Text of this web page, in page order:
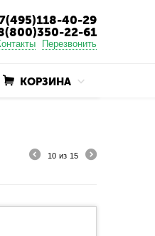
40-29
22-61
Перезвонить
КОРЗИНА
10 из 15